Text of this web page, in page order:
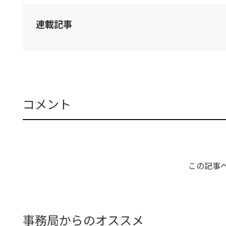
連載記事
コメント
この記事
事務局からのオススメ